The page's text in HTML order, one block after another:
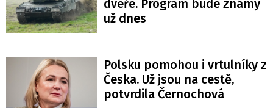
dveře. Program bude známý
už dnes
Polsku pomohou i vrtulníky z
Česka. Už jsou na cestě,
potvrdila Černochová